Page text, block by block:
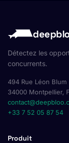
Détectez les
concurrents.
494 Rue Léon Blum
34000 Montpellier,
+33 7 52 05 87 54
Produit